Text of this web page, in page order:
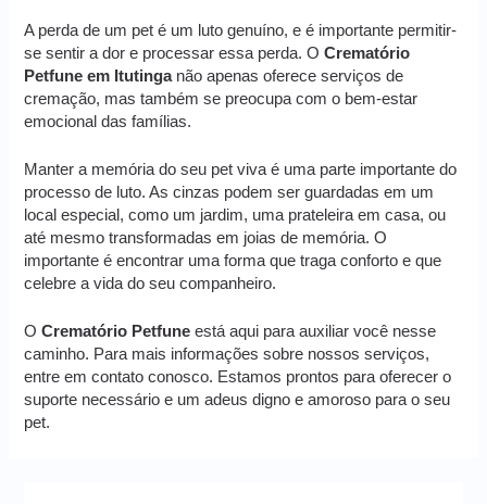
A perda de um pet é um luto genuíno, e é importante permitir-
se sentir a dor e processar essa perda. OCrematório
Petfune em Itutinganão apenas oferece serviços de
cremação, mas também se preocupa com o bem-estar
emocional das famílias.
Manter a memória do seu pet viva é uma parte importante do
processo de luto. As cinzas podem ser guardadas em um
local especial, como um jardim, uma prateleira em casa, ou
até mesmo transformadas em joias de memória. O
importante é encontrar uma forma que traga conforto e que
celebre a vida do seu companheiro.
OCrematório Petfune está aqui para auxiliar você nesse
caminho. Para mais informações sobre nossos serviços,
entre em contato conosco. Estamos prontos para oferecer o
suporte necessário e um adeus digno e amoroso para o seu
pet.